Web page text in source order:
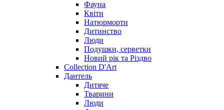
Фауна
Квіти
Натюрморти
Дитинство
Люди
Подушки, серветки
Новий рік та Різдво
Collection D'Art
Дантель
Дитяче
Тварини
Люди